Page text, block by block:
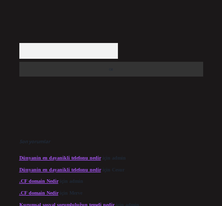
Son yorumlar
Dünyanin en dayanikli telefonu nediriçin admin
Dünyanin en dayanikli telefonu nediriçin Cesur
.CF domain Nediriçin admin
.CF domain Nediriçin Merve
Kurumsal sosyal sorumluluğun temeli nediriçin admin